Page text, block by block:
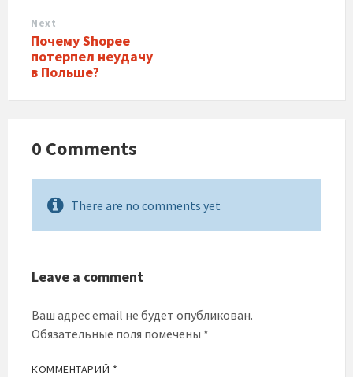
Next
Почему Shopee
потерпел неудачу
в Польше?
0 Comments
There are no comments yet
Leave a comment
Ваш адрес email не будет опубликован.
Обязательные поля помечены *
КОММЕНТАРИЙ *